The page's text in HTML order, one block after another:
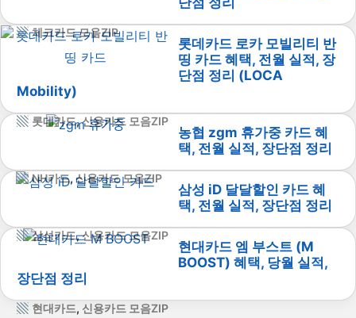
체크카드 모음ZIP
롯데카드 로카 모빌리티 반
띵 카드 혜택, 전월 실적, 장
단점 정리 (LOCA
Mobility)
롯데카드,신용카드 모음ZIP
농협 zgm 휴가중 카드 혜
택, 전월 실적, 장단점 정리
NH카드, 신용카드 모음ZIP
삼성 iD 달달할인 카드 혜
택, 전월 실적, 장단점 정리
삼성카드,신용카드 모음ZIP
현대카드 엠 부스트 (M
BOOST) 혜택, 당월 실적,
장단점 정리
현대카드, 신용카드 모음ZIP